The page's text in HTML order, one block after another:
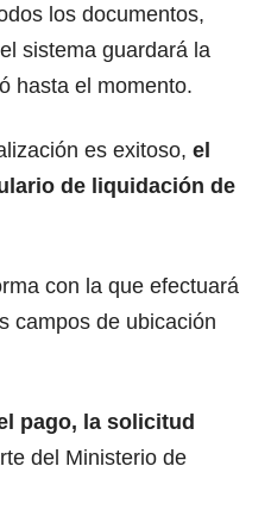
los documentos,
sistema guardará la
hasta el momento.
es exitoso, el
de liquidación de
con la que efectuará
campos de ubicación
pago, la solicitud
del Ministerio de